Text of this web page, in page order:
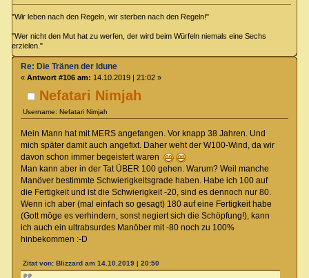
"Wir leben nach den Regeln, wir sterben nach den Regeln!"
"Wer nicht den Mut hat zu werfen, der wird beim Würfeln niemals eine Sechs
erzielen."
Nefatari Nimjah
Username: Nefatari Nimjah
Re: Die Tränen der Idune
« Antwort #106 am: 14.10.2019 | 21:02 »
Mein Mann hat mit MERS angefangen. Vor knapp 38 Jahren. Und
mich später damit auch angefixt. Daher weht der W100-Wind, da wir
davon schon immer begeistert waren
Man kann aber in der Tat ÜBER 100 gehen. Warum? Weil manche
Manöver bestimmte Schwierigkeitsgrade haben. Habe ich 100 auf
die Fertigkeit und ist die Schwierigkeit -20, sind es dennoch nur 80.
Wenn ich aber (mal einfach so gesagt) 180 auf eine Fertigkeit habe
(Gott möge es verhindern, sonst negiert sich die Schöpfung!), kann
ich auch ein ultrabsurdes Manöber mit -80 noch zu 100%
hinbekommen :-D
Zitat von: Blizzard am 14.10.2019 | 20:50